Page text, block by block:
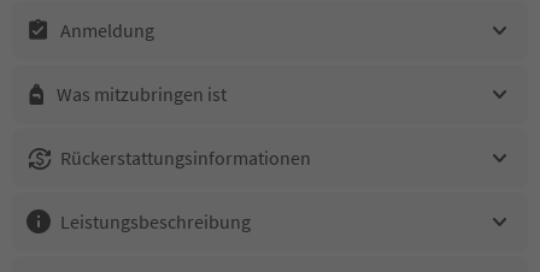
Anmeldung
Was mitzubringen ist
Rückerstattungsinformationen
Leistungsbeschreibung